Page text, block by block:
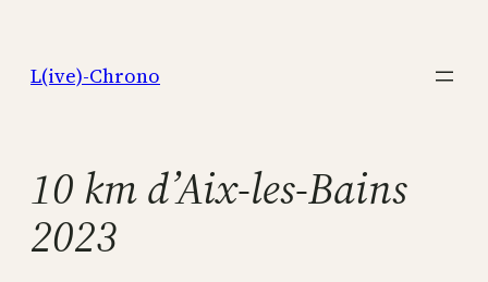
contenu
L(ive)-Chrono
10 km d’Aix-les-Bains
2023